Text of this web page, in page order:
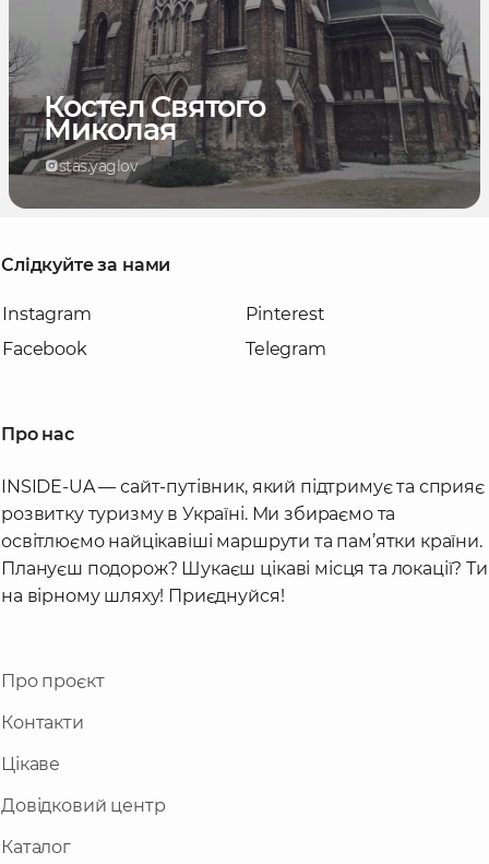
Костел Святого
Миколая
stas.yaglov
Слідкуйте за нами
Instagram
Facebook
Pinterest
Telegram
Про нас
INSIDE-UA — сайт-путівник, який підтримує та сприяє
розвитку туризму в Україні. Ми збираємо та
освітлюємо найцікавіші маршрути та пам’ятки країни.
Плануєш подорож? Шукаєш цікаві місця та локації? Ти
на вірному шляху! Приєднуйся!
Про проєкт
Контакти
Цікаве
Довідковий центр
Каталог